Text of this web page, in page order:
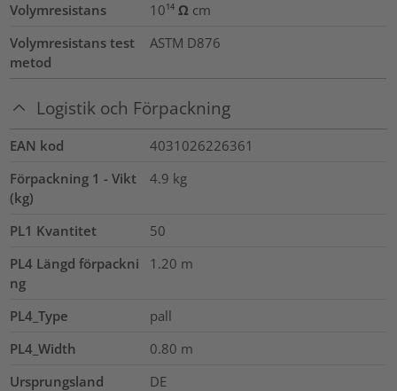
Volymresistans
10¹⁴ Ω cm
Volymresistans test
metod
ASTM D876
Logistik och Förpackning
EAN kod
4031026226361
Förpackning 1 - Vikt
(kg)
4.9 kg
PL1 Kvantitet
50
PL4 Längd förpackni
ng
1.20 m
PL4_Type
pall
PL4_Width
0.80 m
Ursprungsland
DE